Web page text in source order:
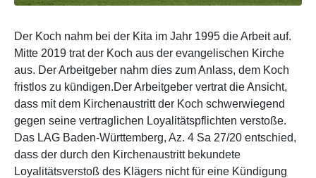
Der Koch nahm bei der Kita im Jahr 1995 die Arbeit auf.
Mitte 2019 trat der Koch aus der evangelischen Kirche
aus. Der Arbeitgeber nahm dies zum Anlass, dem Koch
fristlos zu kündigen.Der Arbeitgeber vertrat die Ansicht,
dass mit dem Kirchenaustritt der Koch schwerwiegend
gegen seine vertraglichen Loyalitätspflichten verstoße.
Das LAG Baden-Württemberg, Az. 4 Sa 27/20 entschied,
dass der durch den Kirchenaustritt bekundete
Loyalitätsverstoß des Klägers nicht für eine Kündigung